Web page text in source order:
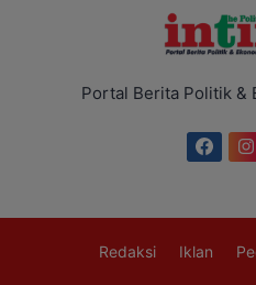
Portal Berita Politik &
Redaksi Iklan